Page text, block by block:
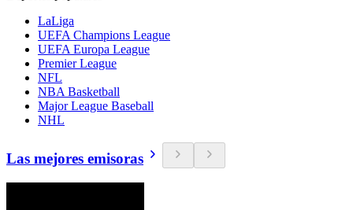
LaLiga
UEFA Champions League
UEFA Europa League
Premier League
NFL
NBA Basketball
Major League Baseball
NHL
Las mejores emisoras